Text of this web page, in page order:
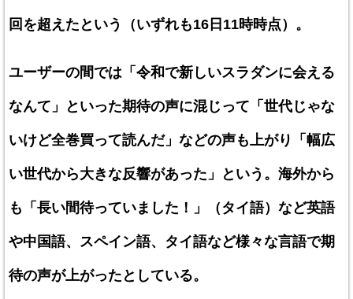
回を超えたという（いずれも16日11時時点）。
ユーザーの間では「令和で新しいスラダンに会える
なんて」といった期待の声に混じって「世代じゃな
いけど全巻買って読んだ」などの声も上がり「幅広
い世代から大きな反響があった」という。海外から
も「長い間待っていました！」（タイ語）など英語
や中国語、スペイン語、タイ語など様々な言語で期
待の声が上がったとしている。